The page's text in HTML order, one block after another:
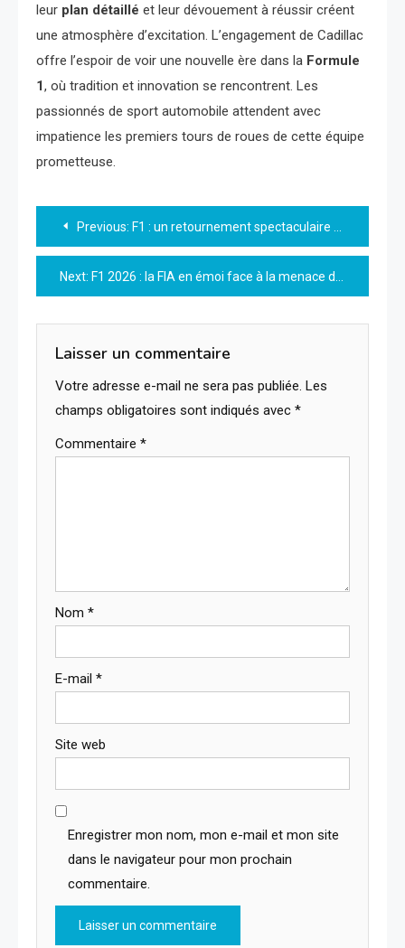
leur plan détaillé et leur dévouement à réussir créent
une atmosphère d’excitation. L’engagement de Cadillac
offre l’espoir de voir une nouvelle ère dans la Formule
1, où tradition et innovation se rencontrent. Les
passionnés de sport automobile attendent avec
impatience les premiers tours de roues de cette équipe
prometteuse.
Navigation
de
l’article
Previous: F1 : un retournement spectaculaire dans le conflit financier lié au Grand Prix de Russie
Next: F1 2026 : la FIA en émoi face à la menace des bolides atteignant 400 km/h !
Laisser un commentaire
Votre adresse e-mail ne sera pas publiée. Les
champs obligatoires sont indiqués avec *
Commentaire *
Nom *
E-mail *
Site web
Enregistrer mon nom, mon e-mail et mon site
dans le navigateur pour mon prochain
commentaire.